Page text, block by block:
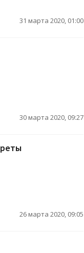
31 марта 2020, 01:00
30 марта 2020, 09:27
26 марта 2020, 09:05